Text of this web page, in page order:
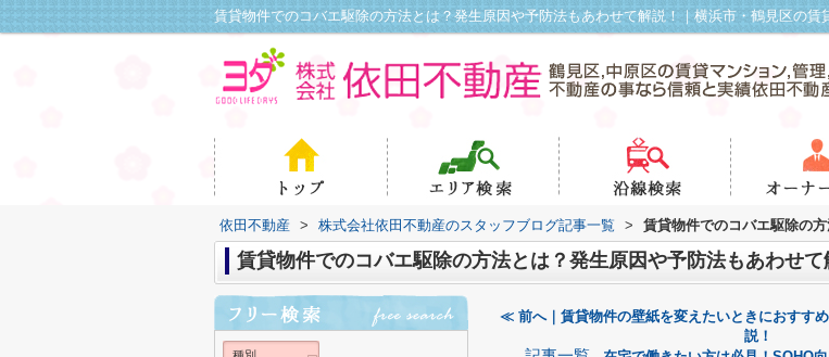
依田不動産 > 株式会社依田不動産のスタッフブログ記事一覧 > 賃貸物件でのコバエ駆除の
賃貸物件でのコバエ駆除の方法とは？発生原因や予防法もあわせて
≪ 前へ｜賃貸物件の壁紙を変えたいときにおすす
説！